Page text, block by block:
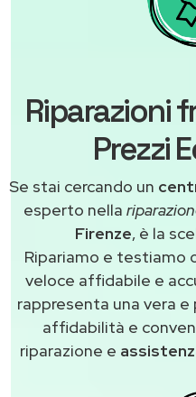
Riparazioni
Prezzi
Se stai cercando un
esperto nella
Firenze, è la
Ripariamo e testiamo
veloce affidabile e
rappresenta una vera
affidabilità e
riparazione e